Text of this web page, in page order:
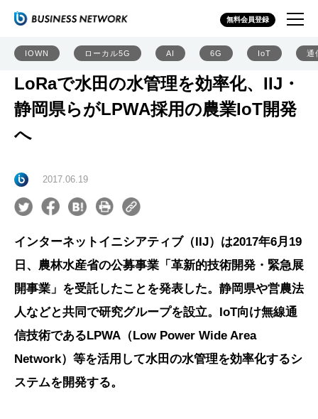
無料会員登録
IOWN ローカル5G AI 6G IoT 通
LoRaで水田の水管理を効率化、IIJ・
静岡県らがLPWA採用の農業IoT開発
へ
2017.06.19
インターネットイニシアティブ（IIJ）は2017年6月19
日、農林水産省の公募事業「革新的技術開発・緊急展
開事業」を受託したことを発表した。静岡県や営農法
人などと共同で研究グループを設立。IoT向け無線通
信技術であるLPWA（Low Power Wide Area
Network）等を活用して水田の水管理を効率化するシ
ステムを開発する。